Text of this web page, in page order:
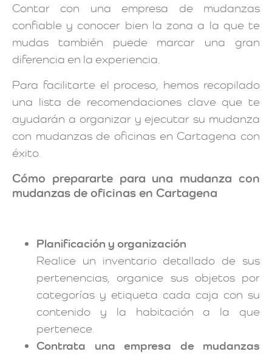
Contar con una empresa de mudanzas
confiable y conocer bien la zona a la que te
mudas también puede marcar una gran
diferencia en la experiencia.
Para facilitarte el proceso, hemos recopilado
una lista de recomendaciones clave que te
ayudarán a organizar y ejecutar su mudanza
con mudanzas de oficinas en Cartagena con
éxito.
Cómo prepararte para una mudanza con
mudanzas de oficinas en Cartagena
Planificación y organización
Realice un inventario detallado de sus
pertenencias, organice sus objetos por
categorías y etiqueta cada caja con su
contenido y la habitación a la que
pertenece.
Contrata una empresa de mudanzas